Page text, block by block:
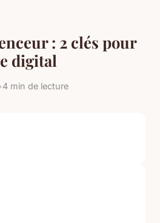
: 2 clés pour
digital
4 min de lecture